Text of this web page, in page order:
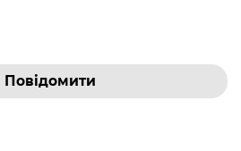
Повідомити